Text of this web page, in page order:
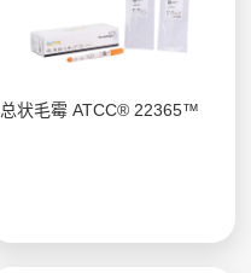
总状毛霉 ATCC® 22365™